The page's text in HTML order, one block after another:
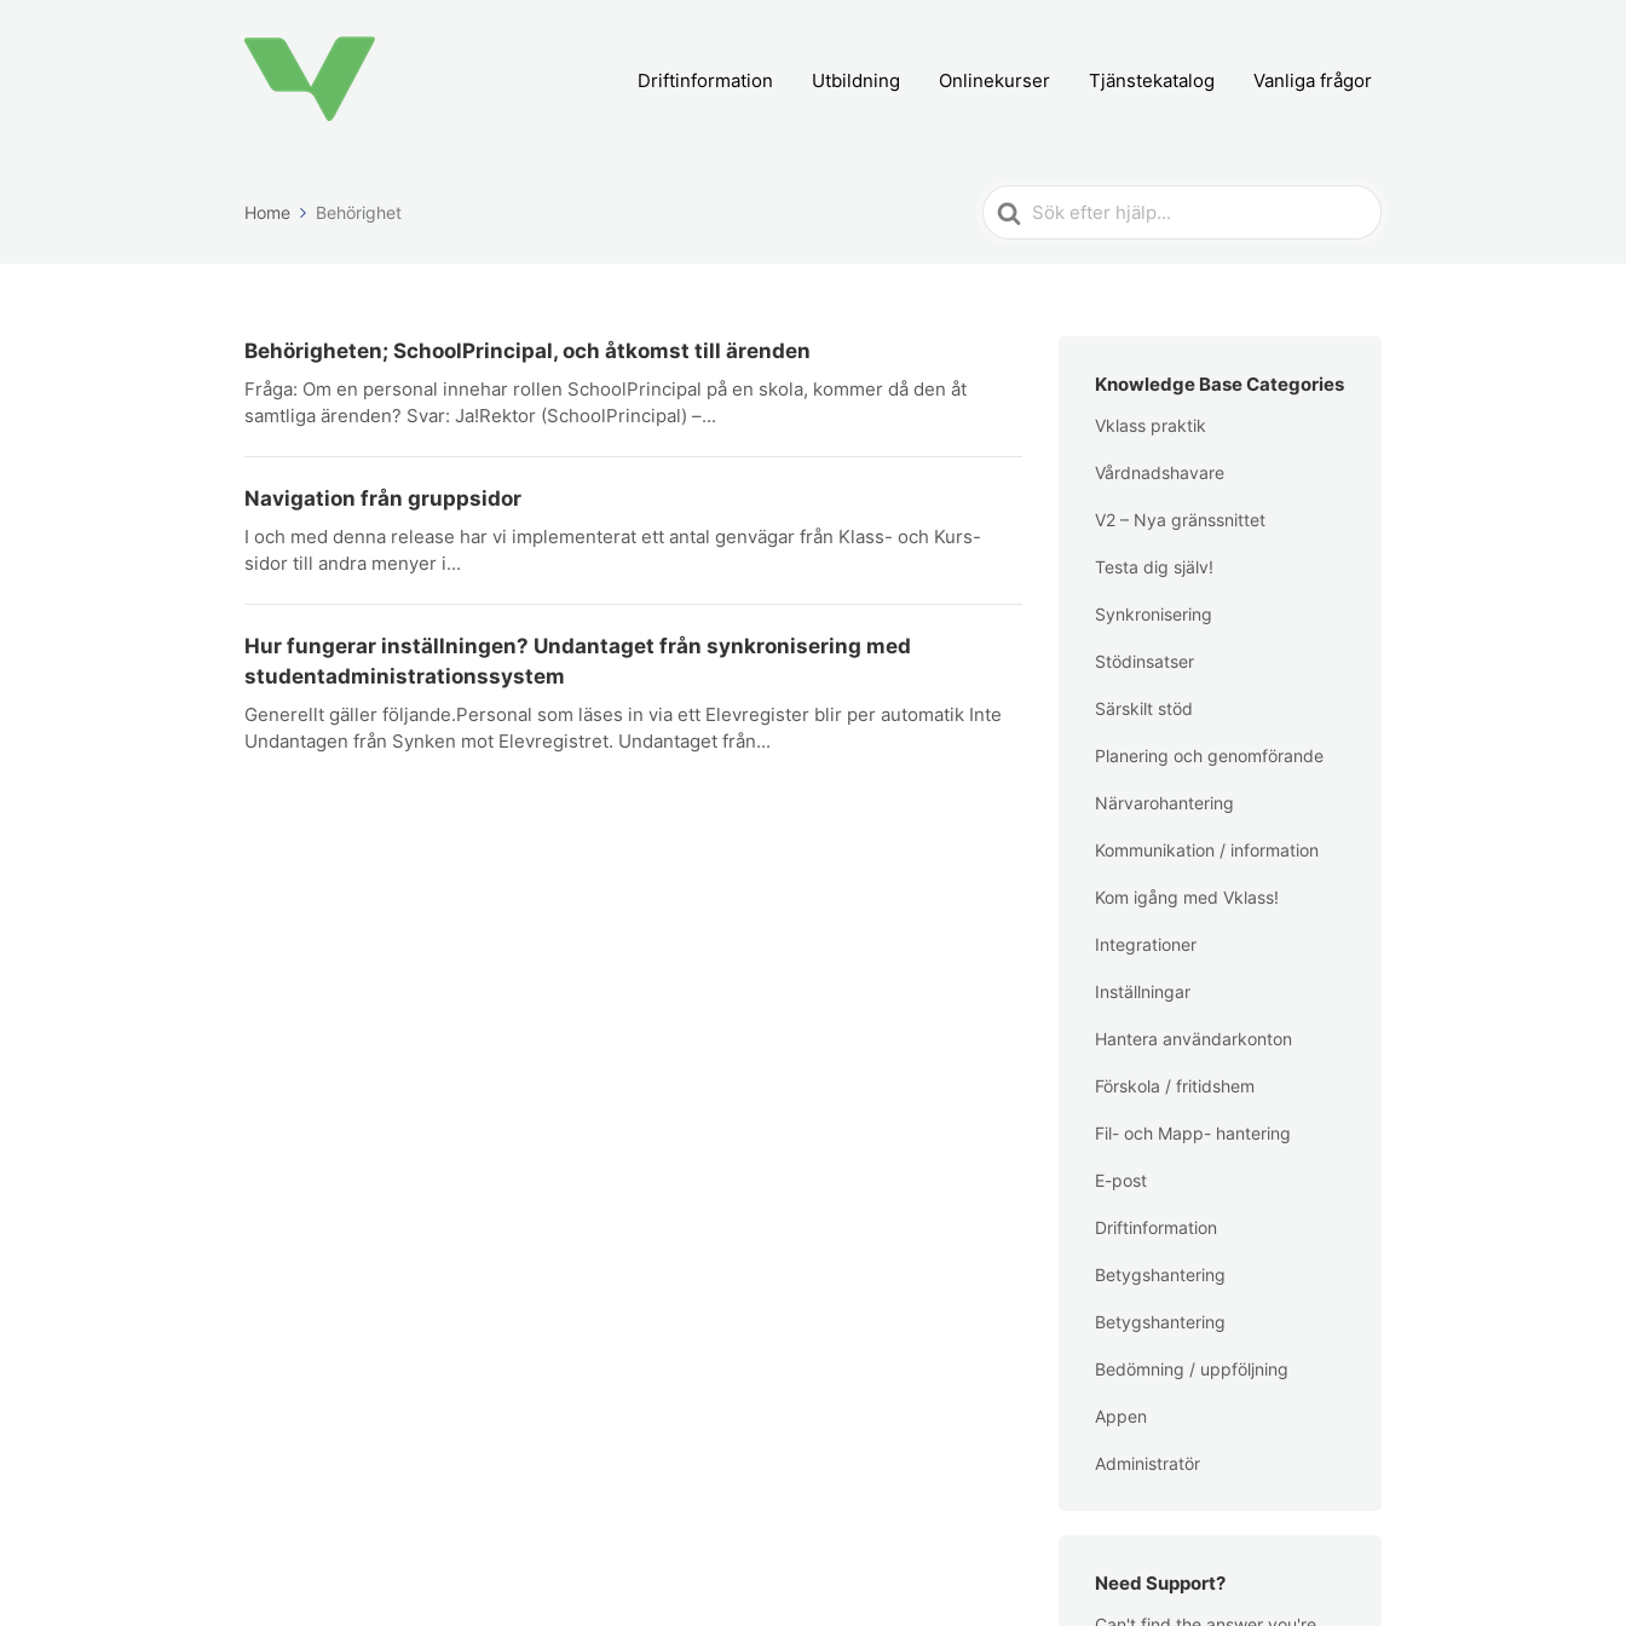
Driftinformation Utbildning Onlinekurser Tjänstekatalog Vanliga frågor
Home Behörighet
Search
For
Behörigheten; SchoolPrincipal, och åtkomst till ärenden
Fråga: Om en personal innehar rollen SchoolPrincipal på en skola, kommer då den åt
samtliga ärenden? Svar: Ja!Rektor (SchoolPrincipal) –...
Navigation från gruppsidor
I och med denna release har vi implementerat ett antal genvägar från Klass- och Kurs-
sidor till andra menyer i...
Hur fungerar inställningen? Undantaget från synkronisering med
studentadministrationssystem
Generellt gäller följande.Personal som läses in via ett Elevregister blir per automatik Inte
Undantagen från Synken mot Elevregistret. Undantaget från...
Knowledge Base Categories
Vklass praktik
Vårdnadshavare
V2 – Nya gränssnittet
Testa dig själv!
Synkronisering
Stödinsatser
Särskilt stöd
Planering och genomförande
Närvarohantering
Kommunikation / information
Kom igång med Vklass!
Integrationer
Inställningar
Hantera användarkonton
Förskola / fritidshem
Fil- och Mapp- hantering
E-post
Driftinformation
Betygshantering
Betygshantering
Bedömning / uppföljning
Appen
Administratör
Need Support?